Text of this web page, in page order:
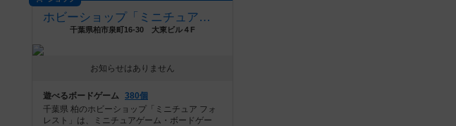
ホビーショップ「ミニチュアフォレスト」
千葉県柏市泉町16-30 大東ビル４F
お知らせはありません
遊べるボードゲーム 380個
千葉県 柏のホビーショップ「ミニチュア フォ
レスト」は、ミニチュアゲーム・ボードゲー